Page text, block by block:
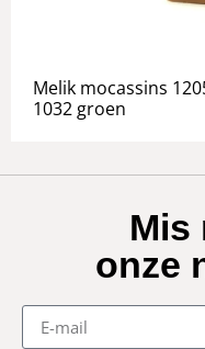
Melik mocassins
1032 groen
Mis
onze